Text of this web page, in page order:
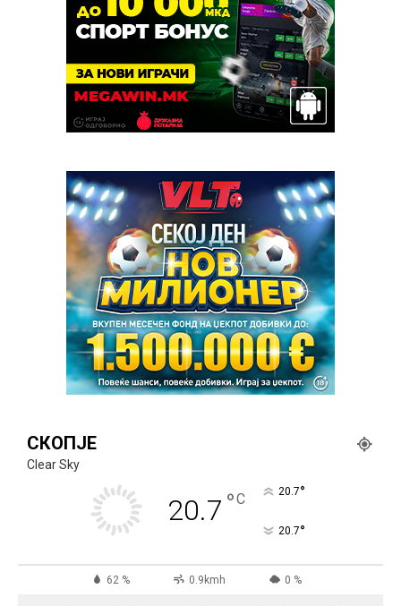
СКОПЈЕ
Clear Sky
20.7 °C 20.7°
20.7°
62 % 0.9kmh 0 %